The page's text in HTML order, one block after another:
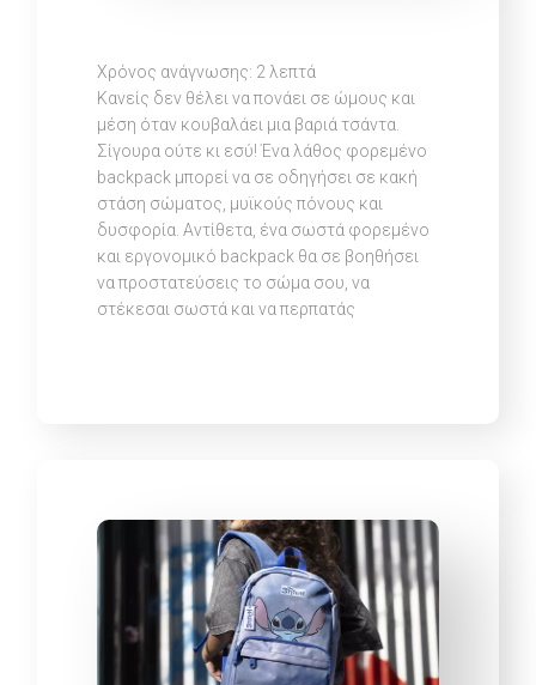
Χρόνος ανάγνωσης: 2 λεπτά
Κανείς δεν θέλει να πονάει σε ώμους και
μέση όταν κουβαλάει μια βαριά τσάντα.
Σίγουρα ούτε κι εσύ! Ένα λάθος φορεμένο
backpack μπορεί να σε οδηγήσει σε κακή
στάση σώματος, μυϊκούς πόνους και
δυσφορία. Αντίθετα, ένα σωστά φορεμένο
και εργονομικό backpack θα σε βοηθήσει
να προστατεύσεις το σώμα σου, να
στέκεσαι σωστά και να περπατάς